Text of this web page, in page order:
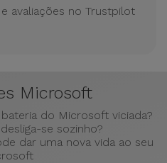
avaliações no Trustpilot
Microsoft
do Microsoft viciada?
se sozinho?
dar uma nova vida ao seu